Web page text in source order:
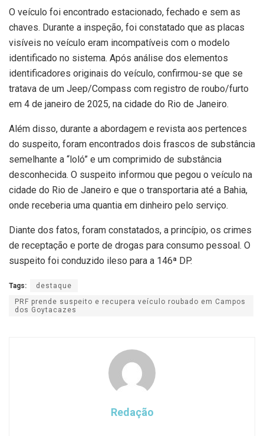
O veículo foi encontrado estacionado, fechado e sem as
chaves. Durante a inspeção, foi constatado que as placas
visíveis no veículo eram incompatíveis com o modelo
identificado no sistema. Após análise dos elementos
identificadores originais do veículo, confirmou-se que se
tratava de um Jeep/Compass com registro de roubo/furto
em 4 de janeiro de 2025, na cidade do Rio de Janeiro.
Além disso, durante a abordagem e revista aos pertences
do suspeito, foram encontrados dois frascos de substância
semelhante a “loló” e um comprimido de substância
desconhecida. O suspeito informou que pegou o veículo na
cidade do Rio de Janeiro e que o transportaria até a Bahia,
onde receberia uma quantia em dinheiro pelo serviço.
Diante dos fatos, foram constatados, a princípio, os crimes
de receptação e porte de drogas para consumo pessoal. O
suspeito foi conduzido ileso para a 146ª DP.
Tags:
destaque
PRF prende suspeito e recupera veículo roubado em Campos
dos Goytacazes
Redação